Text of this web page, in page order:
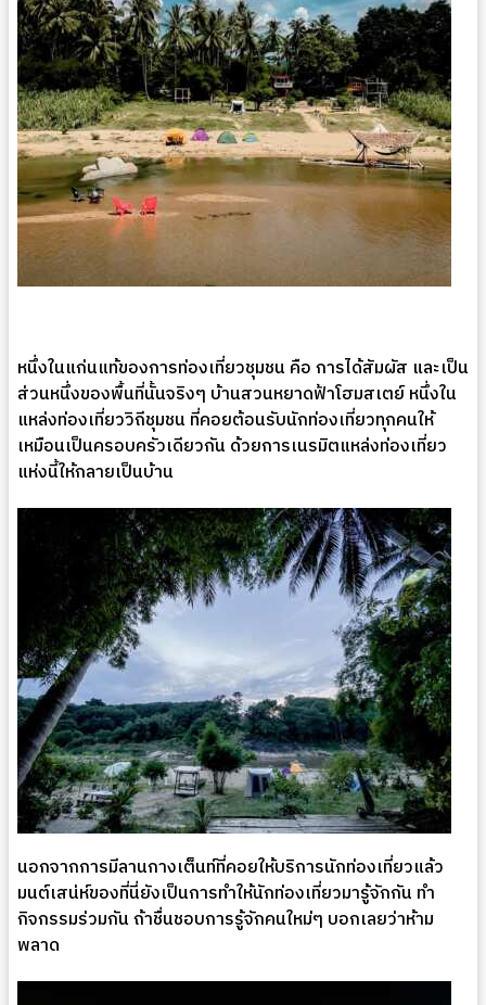
หนึ่งในแก่นแท้ของการท่องเที่ยวชุมชน คือ การได้สัมผัส และเป็น
ส่วนหนึ่งของพื้นที่นั้นจริงๆ บ้านสวนหยาดฟ้าโฮมสเตย์ หนึ่งใน
แหล่งท่องเที่ยววิถีชุมชน ที่คอยต้อนรับนักท่องเที่ยวทุกคนให้
เหมือนเป็นครอบครัวเดียวกัน ด้วยการเนรมิตแหล่งท่องเที่ยว
แห่งนี้ให้กลายเป็นบ้าน
นอกจากการมีลานกางเต็นท์ที่คอยให้บริการนักท่องเที่ยวแล้ว
มนต์เสน่ห์ของที่นี่ยังเป็นการทำให้นักท่องเที่ยวมารู้จักกัน ทำ
กิจกรรมร่วมกัน ถ้าชื่นชอบการรู้จักคนใหม่ๆ บอกเลยว่าห้าม
พลาด